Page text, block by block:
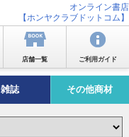
オンライン書店
【ホンヤクラブドットコム】
店舗一覧 ご利用ガイド
雑誌 その他商材